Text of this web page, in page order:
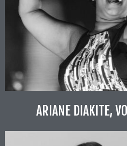
ARIANE DIAKITE,